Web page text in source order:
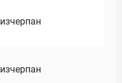
изчерпан
изчерпан